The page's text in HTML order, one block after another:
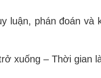
phán đoán và
xuống – Thời gian